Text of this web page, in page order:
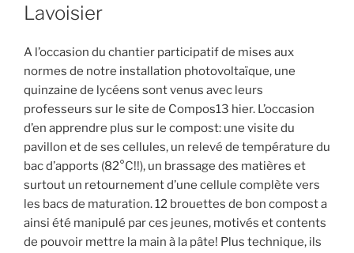
Lavoisier
A l’occasion du chantier participatif de mises aux
normes de notre installation photovoltaïque, une
quinzaine de lycéens sont venus avec leurs
professeurs sur le site de Compos13 hier. L’occasion
d’en apprendre plus sur le compost: une visite du
pavillon et de ses cellules, un relevé de température du
bac d’apports (82°C!!), un brassage des matières et
surtout un retournement d’une cellule complète vers
les bacs de maturation. 12 brouettes de bon compost a
ainsi été manipulé par ces jeunes, motivés et contents
de pouvoir mettre la main à la pâte! Plus technique, ils